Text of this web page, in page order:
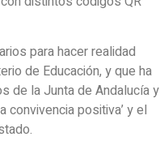
para hacer realidad
de Educación, y que ha
de la Junta de Andalucía y
convivencia positiva’ y el